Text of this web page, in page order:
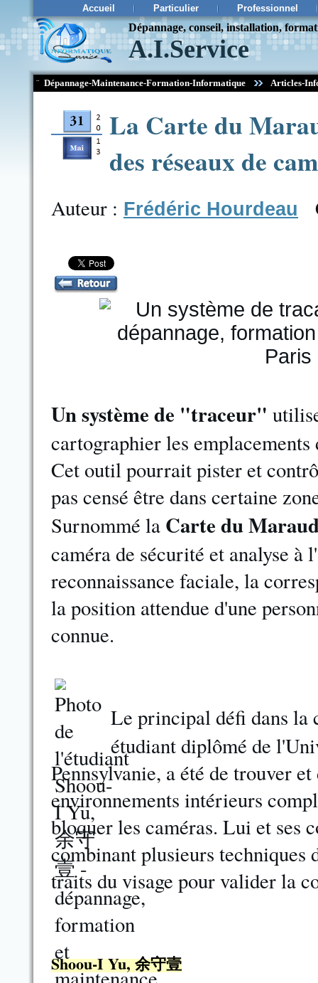
Accueil Particulier Professionnel
Dépannage, conseil, installation,
A.I.Service
¨ Dépannage-Maintenance-Formation-Informatique Articles-
La Carte du
des réseaux de
Auteur : Frédéric Hourdeau
Un système de "traceur"
cartographier les emplacements
Cet outil pourrait pister et
pas censé être dans certaine
Surnommé la Carte du
caméra de sécurité et analyse
reconnaissance faciale, la
la position attendue d'une
connue.
Le principal défi dans
étudiant diplômé de
Pennsylvanie, a été de trouver
environnements intérieurs
bloquer les caméras. Lui et ses
combinant plusieurs
traits du visage pour valider la
Shoou-I Yu, 余守壹